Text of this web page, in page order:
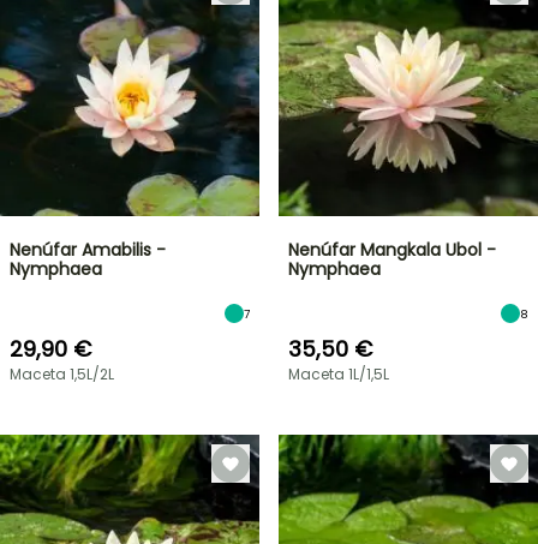
Nenúfar Amabilis -
Nymphaea
7
29,90 €
Maceta 1,5L/2L
Nenúfar Mangkala Ubol -
Nymphaea
8
35,50 €
Maceta 1L/1,5L